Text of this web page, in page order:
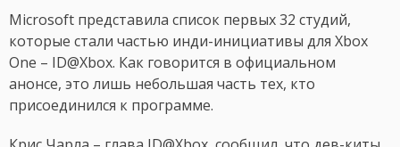
Microsoft представила список первых 32 студий,
которые стали частью инди-инициативы для Xbox
One – ID@Xbox. Как говорится в официальном
анонсе, это лишь небольшая часть тех, кто
присоединился к программе.